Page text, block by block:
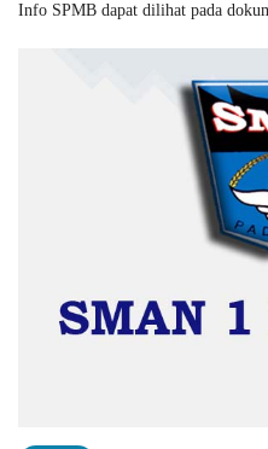
Info SPMB dapat dilihat pada